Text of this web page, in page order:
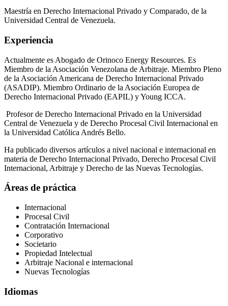
Maestría en Derecho Internacional Privado y Comparado, de la
Universidad Central de Venezuela.
Experiencia
Actualmente es Abogado de Orinoco Energy Resources. Es
Miembro de la Asociación Venezolana de Arbitraje. Miembro Pleno
de la Asociación Americana de Derecho Internacional Privado
(ASADIP). Miembro Ordinario de la Asociación Europea de
Derecho Internacional Privado (EAPIL) y Young ICCA.
Profesor de Derecho Internacional Privado en la Universidad
Central de Venezuela y de Derecho Procesal Civil Internacional en
la Universidad Católica Andrés Bello.
Ha publicado diversos artículos a nivel nacional e internacional en
materia de Derecho Internacional Privado, Derecho Procesal Civil
Internacional, Arbitraje y Derecho de las Nuevas Tecnologías.
Áreas de práctica
Internacional
Procesal Civil
Contratación Internacional
Corporativo
Societario
Propiedad Intelectual
Arbitraje Nacional e internacional
Nuevas Tecnologías
Idiomas